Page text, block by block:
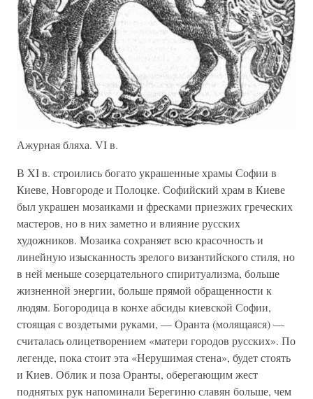
Ажурная бляха. VI в.
В XI в. строились богато украшенные храмы Софии в
Киеве, Новгороде и Полоцке. Софийский храм в Киеве
был украшен мозаиками и фресками приезжих греческих
мастеров, но в них заметно и влияние русских
художников. Мозаика сохраняет всю красочность и
линейную изысканность зрелого византийского стиля, но
в ней меньше созерцательного спиритуализма, больше
жизненной энергии, больше прямой обращенности к
людям. Богородица в конхе абсиды киевской Софии,
стоящая с воздетыми руками, — Оранта (молящаяся) —
считалась олицетворением «матери городов русских». По
легенде, пока стоит эта «Нерушимая стена», будет стоять
и Киев. Облик и поза Оранты, оберегающим жест
поднятых рук напоминали Берегиню славян больше, чем